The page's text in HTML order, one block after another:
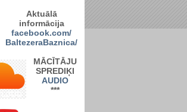
Aktuālā
informācija
facebook.com/
BaltezeraBaznica/
MĀCĪTĀJU
SPREDIĶI
AUDIO
***